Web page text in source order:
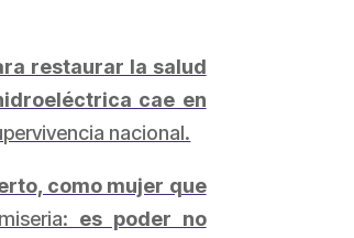
restaurar la salud
cae en
nacional.
como mujer que
es poder no